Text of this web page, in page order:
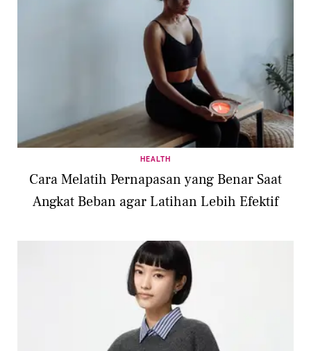
HEALTH
Cara Melatih Pernapasan yang Benar Saat
Angkat Beban agar Latihan Lebih Efektif